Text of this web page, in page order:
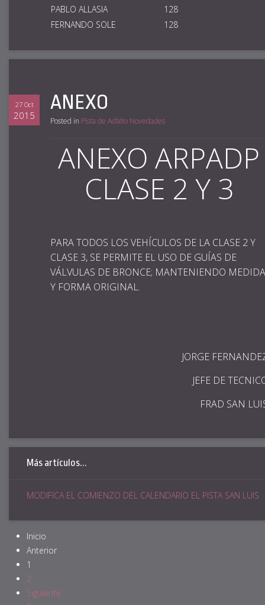
PABLO ALLASIA
128
FERNANDO SOLE
128
27 Oct
2015
ANEXO
Posted in Pista de Asfalto Novedades
ANEXO ARPADP
CLASE 2 Y 3
PARA TODOS LOS VEHÍCULOS DE LA CLASE 2 Y
CLASE 3, SE PERMITE EL USO DE GUÍAS DE
VÁLVULAS DE BRONCE; MANTENIENDO MEDIDA
Y FORMA ORIGINAL.
JORGE
JEFE DE
FRAD SAN
Más artículos...
MODIFICA EL COMIENZO DEL CALENDARIO EL PISTA SAN LUIS
Inicio
Anterior
1
2
Siguiente